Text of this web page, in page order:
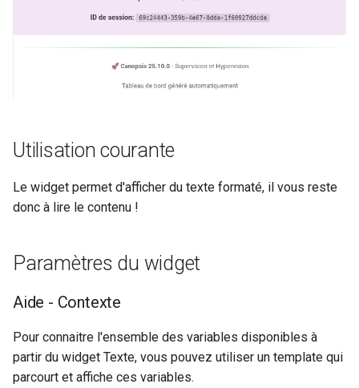
Utilisation courante
Le widget permet d'afficher du texte formaté, il vous reste
donc à lire le contenu !
Paramètres du widget
Aide - Contexte
Pour connaitre l'ensemble des variables disponibles à
partir du widget Texte, vous pouvez utiliser un template qui
parcourt et affiche ces variables.